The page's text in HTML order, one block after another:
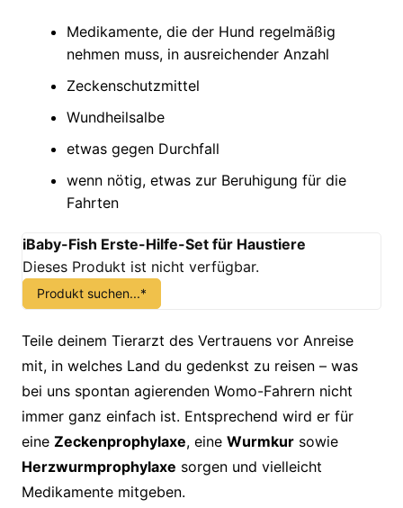
Medikamente, die der Hund regelmäßig
nehmen muss, in ausreichender Anzahl
Zeckenschutzmittel
Wundheilsalbe
etwas gegen Durchfall
wenn nötig, etwas zur Beruhigung für die
Fahrten
iBaby-Fish Erste-Hilfe-Set für Haustiere
Dieses Produkt ist nicht verfügbar.
Produkt suchen...*
Teile deinem Tierarzt des Vertrauens vor Anreise
mit, in welches Land du gedenkst zu reisen – was
bei uns spontan agierenden Womo-Fahrern nicht
immer ganz einfach ist. Entsprechend wird er für
eine Zeckenprophylaxe, eine Wurmkursowie
Herzwurmprophylaxe sorgen und vielleicht
Medikamente mitgeben.